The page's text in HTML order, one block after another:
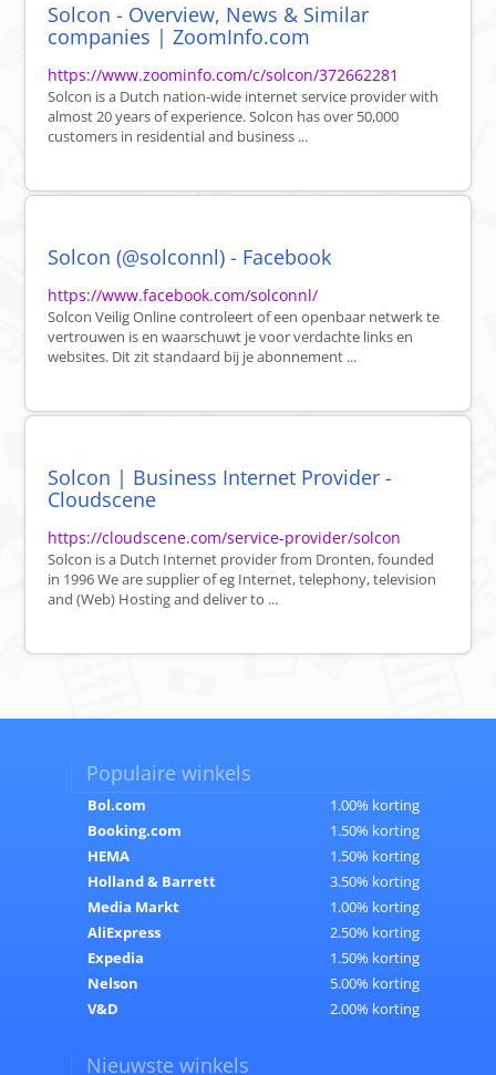
Solcon - Overview, News & Similar
companies | ZoomInfo.com
https://www.zoominfo.com/c/solcon/372662281
Solcon is a Dutch nation-wide internet service provider with
almost 20 years of experience. Solcon has over 50,000
customers in residential and business ...
Solcon (@solconnl) - Facebook
https://www.facebook.com/solconnl/
Solcon Veilig Online controleert of een openbaar netwerk te
vertrouwen is en waarschuwt je voor verdachte links en
websites. Dit zit standaard bij je abonnement ...
Solcon | Business Internet Provider -
Cloudscene
https://cloudscene.com/service-provider/solcon
Solcon is a Dutch Internet provider from Dronten, founded
in 1996 We are supplier of eg Internet, telephony, television
and (Web) Hosting and deliver to ...
Populaire winkels
Bol.com
1.00% korting
Booking.com
1.50% korting
HEMA
1.50% korting
Holland & Barrett
3.50% korting
Media Markt
1.00% korting
AliExpress
2.50% korting
Expedia
1.50% korting
Nelson
5.00% korting
V&D
2.00% korting
Nieuwste winkels